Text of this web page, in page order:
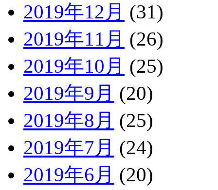
2019年12月 (31)
2019年11月 (26)
2019年10月 (25)
2019年9月 (20)
2019年8月 (25)
2019年7月 (24)
2019年6月 (20)